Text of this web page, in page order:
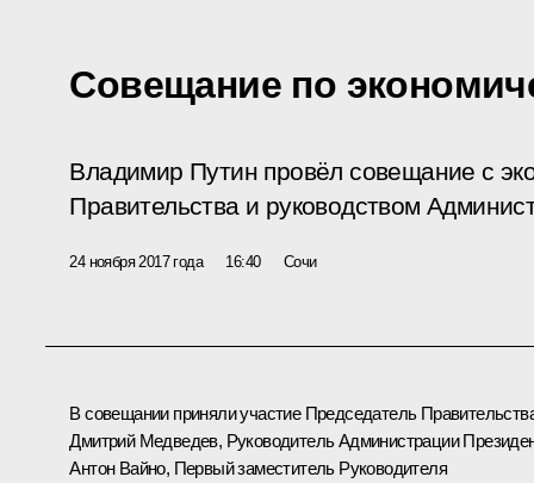
Совещание по
Владимир Путин провёл совещание с
Правительства и руководством
24 ноября 2017 года 16:40 Сочи
В совещании приняли участие Председатель
Дмитрий Медведев, Руководитель Администрации
Антон Вайно, Первый заместитель Руководителя